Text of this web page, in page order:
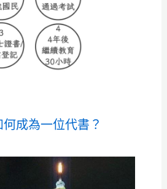
何成為一位代書？